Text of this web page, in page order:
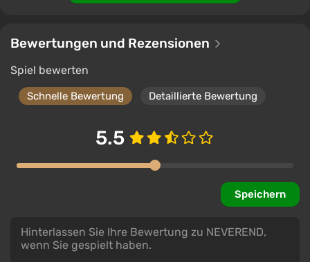
Steam 2.9
Bewertungen und Rezensionen
Spiel bewerten
Schnelle Bewertung Detaillierte Bewertung
5.5
Speichern